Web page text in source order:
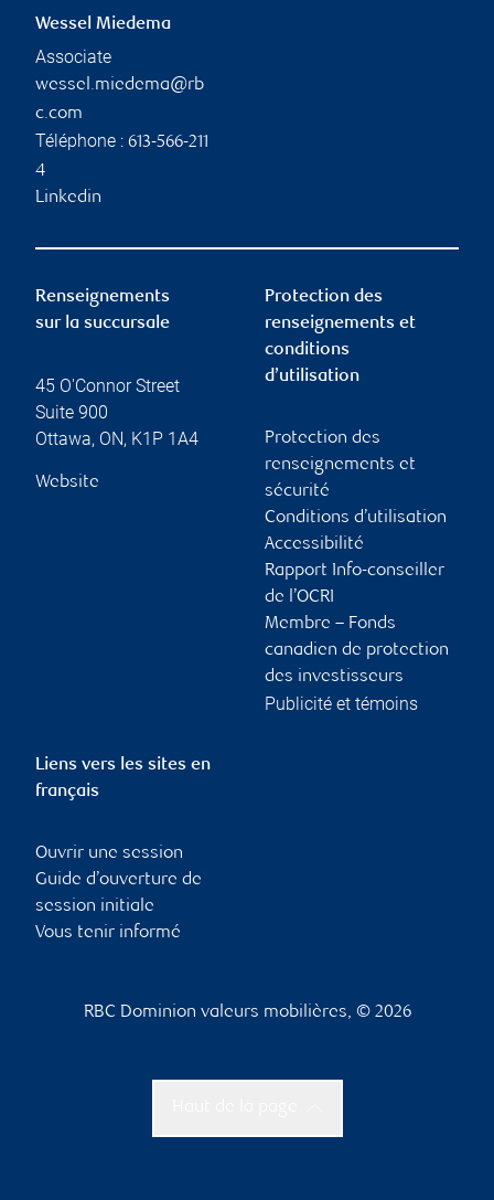
Wessel Miedema
Associate
wessel.miedema@rb
c.com
Téléphone : 613-566-211
4
Linkedin
Renseignements
sur la succursale
45 O'Connor Street
Suite 900
Ottawa, ON, K1P 1A4
Website
Protection des
renseignements et
conditions
d’utilisation
Protection des
renseignements et
sécurité
Conditions d’utilisation
Accessibilité
Rapport Info-conseiller
de l’OCRI
Membre – Fonds
canadien de protection
des investisseurs
Publicité et témoins
Liens vers les sites en
français
Ouvrir une session
Guide d’ouverture de
session initiale
Vous tenir informé
RBC Dominion valeurs mobilières, © 2026